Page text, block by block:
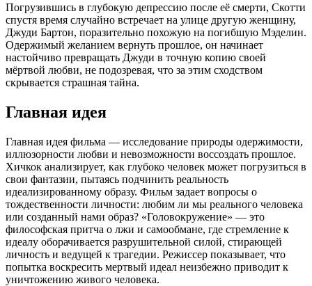
Погрузившись в глубокую депрессию после её смерти, Скотти
спустя время случайно встречает на улице другую женщину,
Джуди Бартон, поразительно похожую на погибшую Мэделин.
Одержимый желанием вернуть прошлое, он начинает
настойчиво превращать Джуди в точную копию своей
мёртвой любви, не подозревая, что за этим сходством
скрывается страшная тайна.
Главная идея
Главная идея фильма — исследование природы одержимости,
иллюзорности любви и невозможности воссоздать прошлое.
Хичкок анализирует, как глубоко человек может погрузиться в
свои фантазии, пытаясь подчинить реальность
идеализированному образу. Фильм задает вопросы о
тождественности личности: любим ли мы реального человека
или созданный нами образ? «Головокружение» — это
философская притча о лжи и самообмане, где стремление к
идеалу оборачивается разрушительной силой, стирающей
личность и ведущей к трагедии. Режиссер показывает, что
попытка воскресить мертвый идеал неизбежно приводит к
уничтожению живого человека.